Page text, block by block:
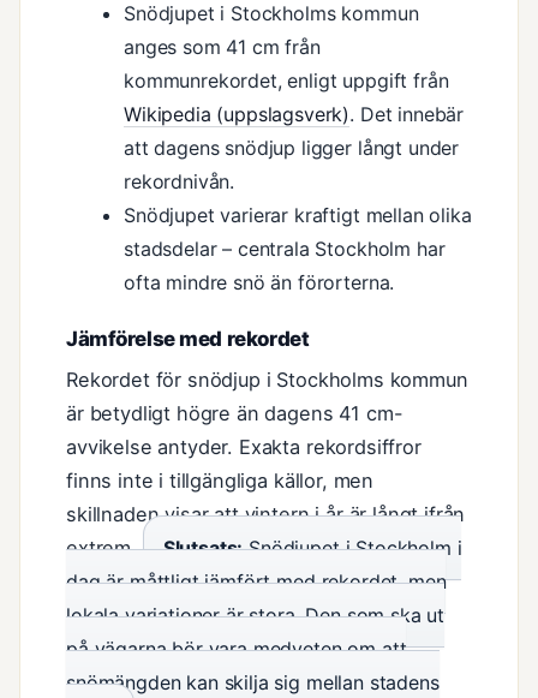
Snödjupet i Stockholms kommun
anges som 41 cm från
kommunrekordet, enligt uppgift från
Wikipedia (uppslagsverk). Det innebär
att dagens snödjup ligger långt under
rekordnivån.
Snödjupet varierar kraftigt mellan olika
stadsdelar – centrala Stockholm har
ofta mindre snö än förorterna.
Jämförelse med rekordet
Rekordet för snödjup i Stockholms kommun
är betydligt högre än dagens 41 cm-
avvikelse antyder. Exakta rekordsiffror
finns inte i tillgängliga källor, men
skillnaden visar att vintern i år är långt ifrån
extrem.
Slutsats:Snödjupet i Stockholm i
dag är måttligt jämfört med rekordet, men
lokala variationer är stora. Den som ska ut
på vägarna bör vara medveten om att
snömängden kan skilja sig mellan stadens